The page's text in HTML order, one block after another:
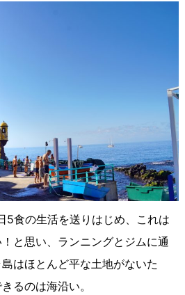
5食の生活を送りはじめ、これは
と思い、ランニングとジムに通
はほとんど平な土地がないた
るのは海沿い。